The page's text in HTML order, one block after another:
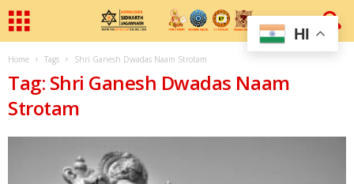
Home Tags Shri Ganesh Dwadas Naam Strotam
Tag: Shri Ganesh Dwadas Naam
Strotam
HI